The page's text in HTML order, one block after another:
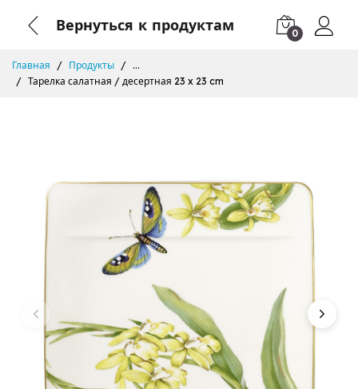
Вернуться к продуктам 0
Главная Продукты
...
Тарелка салатная / десертная 23 x 23 cm